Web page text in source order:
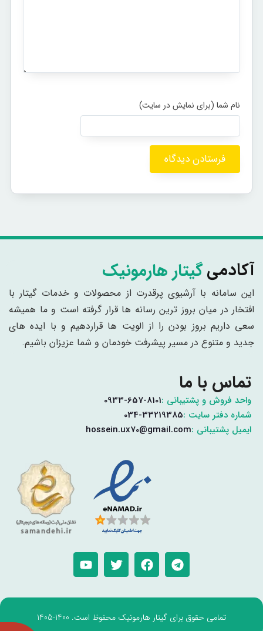
آکادمیگیتار هارمونیک
این سامانه با آرشیوی پرقدرت از محصولات و خدمات گیتار با
افتخار در میان بروز ترین رسانه ها قرار گرفته است و ما همیشه
سعی داریم بروز بودن را از الویت ها قراردهیم و با ایده های
جدید و متنوع در مسیر پیشرفت خودمان و شما عزیزان باشیم.
تماس با ما
واحد فروش و پشتیبانی :0933-657-8101
شماره دفتر سایت :034-33219385
ایمیل پشتیبانی :hossein.ux70@gmail.com
تمامی حقوق برای گیتار هارمونیک محفوظ است. 1400-1405